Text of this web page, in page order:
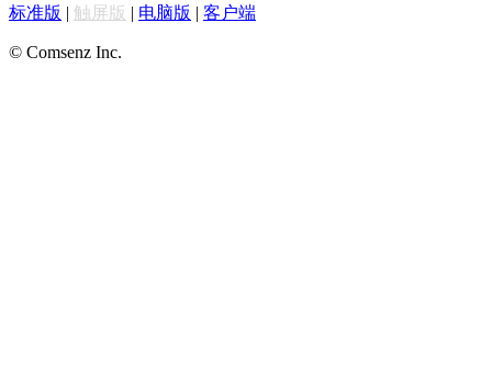
标准版 | 触屏版 | 电脑版 | 客户端
© Comsenz Inc.